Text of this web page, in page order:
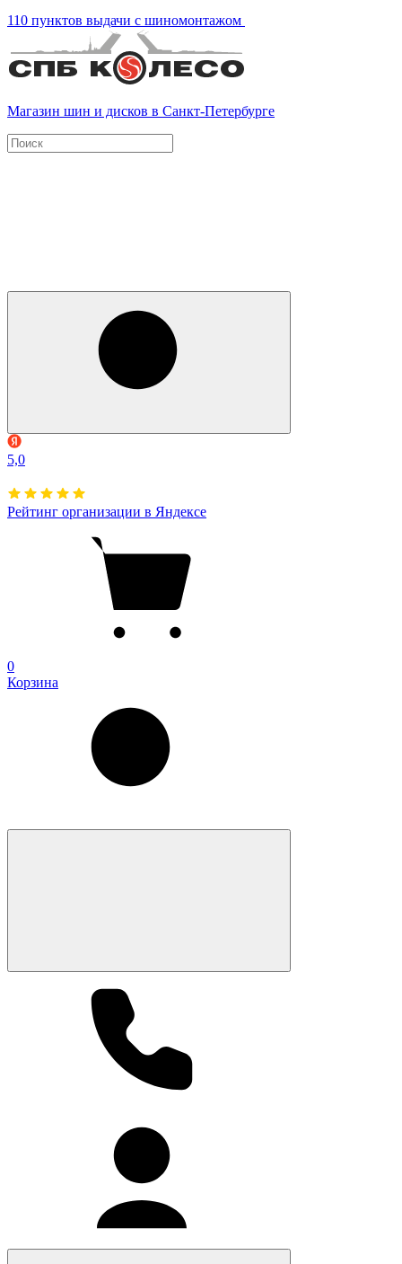
110 пунктов выдачи с шиномонтажом
Магазин шин и дисков в Санкт-Петербурге
5,0
Рейтинг организации в Яндексе
0
Корзина